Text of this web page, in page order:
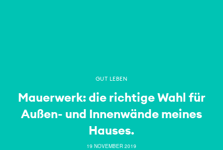
GUT LEBEN
Mauerwerk: die richtige Wahl für
Außen- und Innenwände meines
Hauses.
19 NOVEMBER 2019